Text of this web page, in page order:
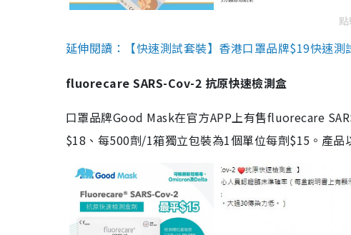
延伸閱讀：【快速測試套裝】香港口罩品牌$19快速
fluorecare SARS-Cov-2 抗原快速檢測盒
口罩品牌Good Mask在官方APP上有售fluorecare
$18、每500劑/1箱獨立包裝為1個單位每劑$15。產品